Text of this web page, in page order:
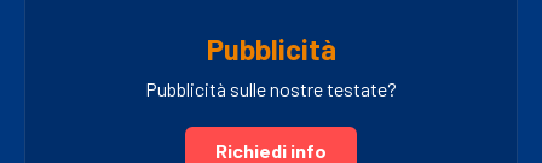
Pubblicità
Pubblicità sulle nostre testate?
Richiedi info